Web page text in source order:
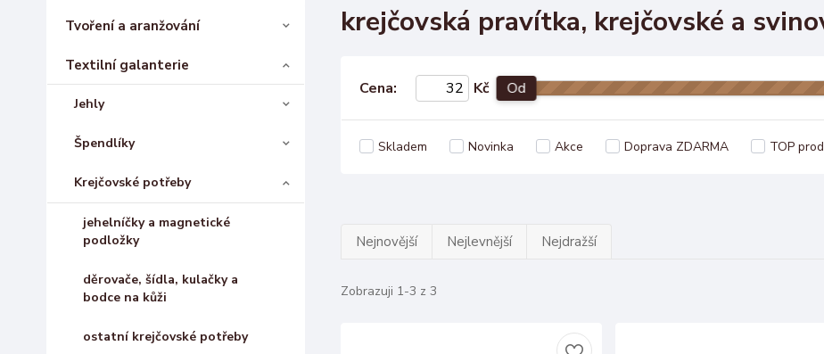
Tvoření a aranžování
Textilní galanterie
Jehly
Špendlíky
Krejčovské potřeby
jehelníčky a magnetické
podložky
děrovače, šídla, kulačky a
bodce na kůži
ostatní krejčovské potřeby
krejčovská pravítka, krejčovské a
Cena: Kč Od
Skladem Novinka Akce Doprava ZDARMA TOP
Nejnovější Nejlevnější Nejdražší
Zobrazuji 1-3 z 3